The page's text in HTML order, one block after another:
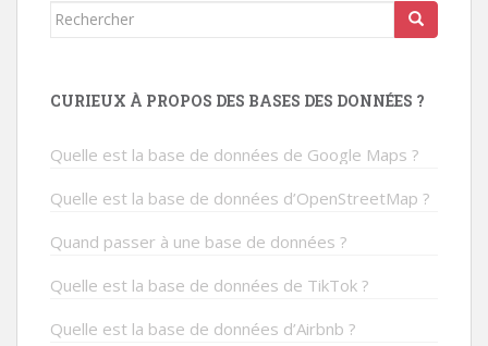
Rechercher...
CURIEUX À PROPOS DES BASES DES DONNÉES ?
Quelle est la base de données de Google Maps ?
Quelle est la base de données d’OpenStreetMap ?
Quand passer à une base de données ?
Quelle est la base de données de TikTok ?
Quelle est la base de données d’Airbnb ?